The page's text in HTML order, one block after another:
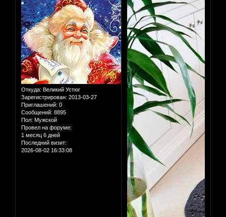
Откуда: Великий Устюг
Зарегистрирован: 2013-03-27
Приглашений: 0
Сообщений: 8895
Пол: Мужской
Провел на форуме:
1 месяц 6 дней
Последний визит:
2026-08-02 16:33:08